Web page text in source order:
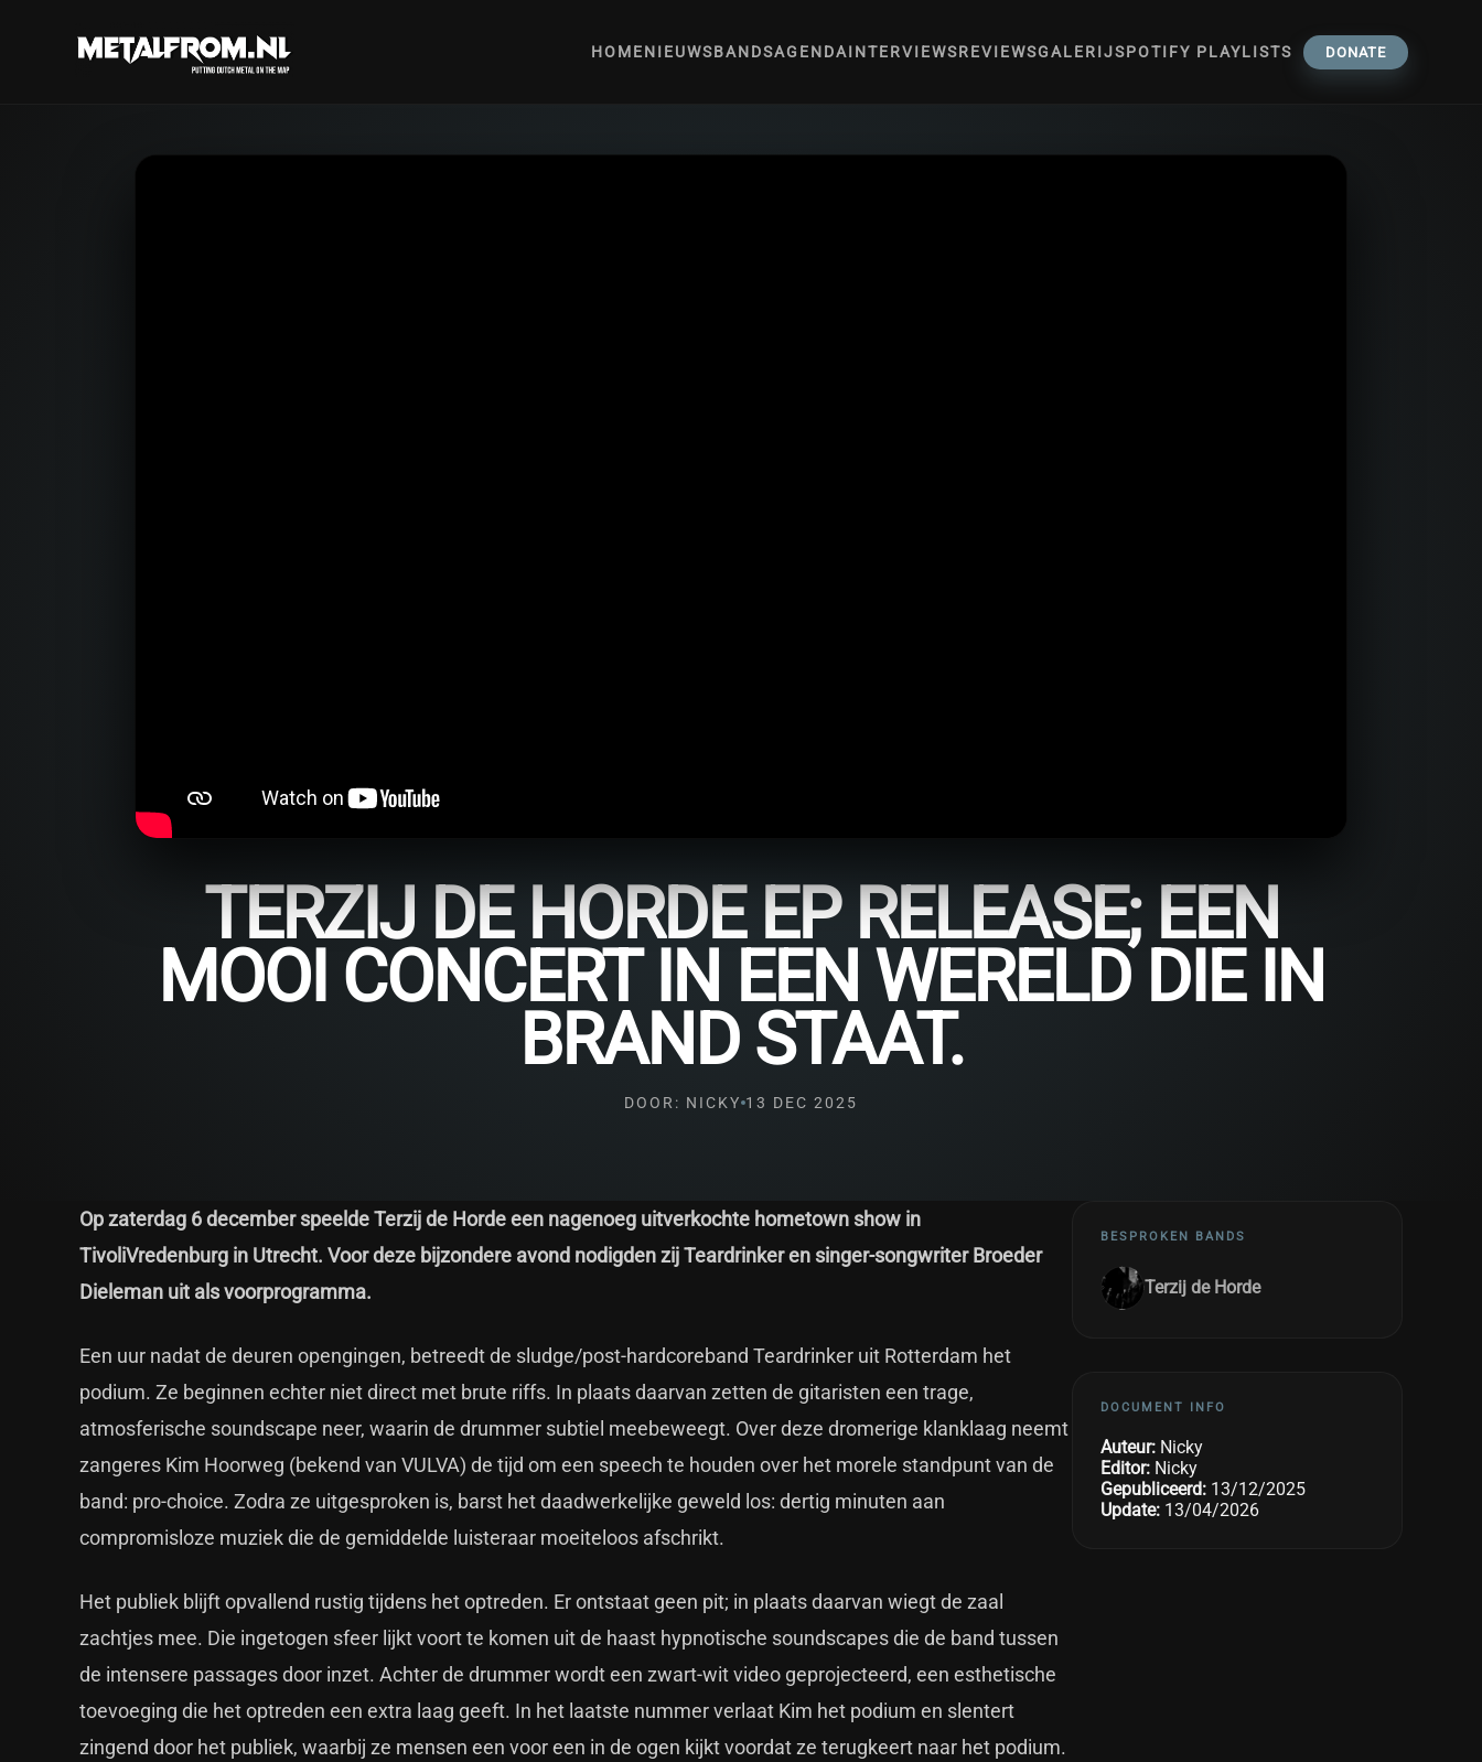
HOMENIEUWSBANDSAGENDAINTERVIEWSREVIEWSGALERIJSPOTIFY PLAYLISTS DONATE
TERZIJ DE HORDE EP RELEASE; EEN
MOOI CONCERT IN EEN WERELD DIE IN
BRAND STAAT.
DOOR: NICKY 13 DEC 2025
Op zaterdag 6 december speelde Terzij de Horde een nagenoeg uitverkochte hometown show in
TivoliVredenburg in Utrecht. Voor deze bijzondere avond nodigden zij Teardrinker en singer-songwriter Broeder
Dieleman uit als voorprogramma.
Een uur nadat de deuren opengingen, betreedt de sludge/post-hardcoreband Teardrinker uit Rotterdam het
podium. Ze beginnen echter niet direct met brute riffs. In plaats daarvan zetten de gitaristen een trage,
atmosferische soundscape neer, waarin de drummer subtiel meebeweegt. Over deze dromerige klanklaag neemt
zangeres Kim Hoorweg (bekend van VULVA) de tijd om een speech te houden over het morele standpunt van de
band: pro-choice. Zodra ze uitgesproken is, barst het daadwerkelijke geweld los: dertig minuten aan
compromisloze muziek die de gemiddelde luisteraar moeiteloos afschrikt.
Het publiek blijft opvallend rustig tijdens het optreden. Er ontstaat geen pit; in plaats daarvan wiegt de zaal
zachtjes mee. Die ingetogen sfeer lijkt voort te komen uit de haast hypnotische soundscapes die de band tussen
de intensere passages door inzet. Achter de drummer wordt een zwart-wit video geprojecteerd, een esthetische
toevoeging die het optreden een extra laag geeft. In het laatste nummer verlaat Kim het podium en slentert
zingend door het publiek, waarbij ze mensen een voor een in de ogen kijkt voordat ze terugkeert naar het podium.
BESPROKEN BANDS
Terzij de Horde
DOCUMENT INFO
Auteur: Nicky
Editor: Nicky
Gepubliceerd: 13/12/2025
Update: 13/04/2026